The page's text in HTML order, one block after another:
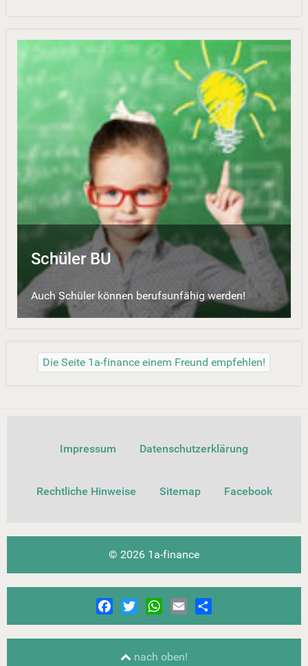
Schüler BU
Auch Schüler können berufsunfähig werden!
Die Seite 1a-finance einem Freund empfehlen!
Impressum Datenschutzerklärung
Rechtliche Hinweise Sitemap Facebook
© 2026 1a-finance
Facebook
TwitterWhatsApp
EmailShare
nach oben!